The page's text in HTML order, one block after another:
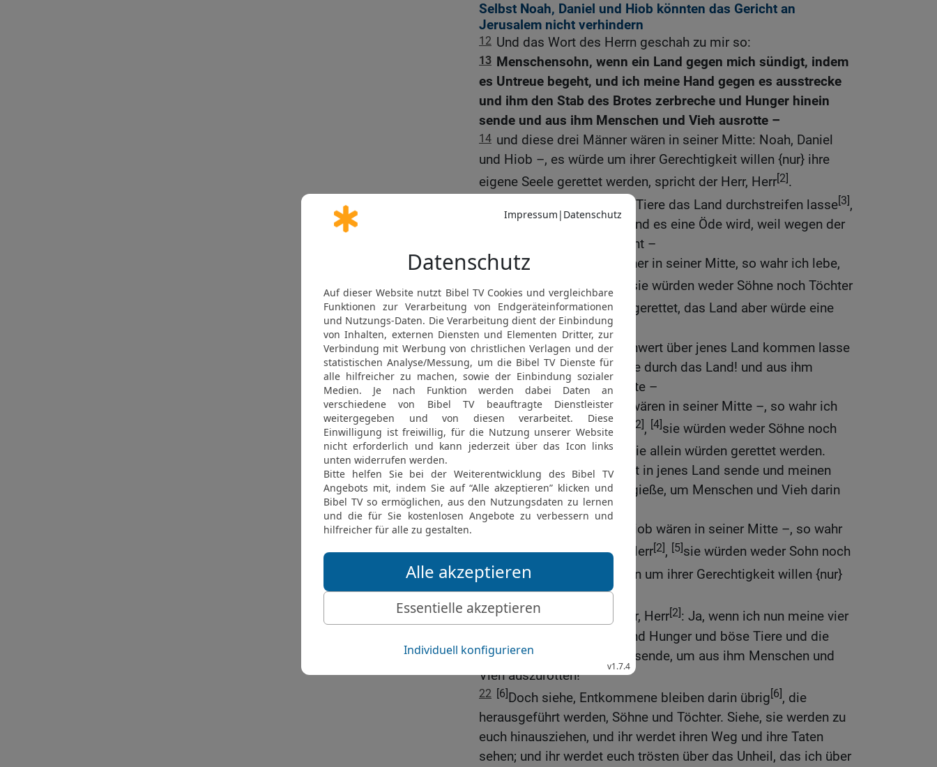
Selbst Noah, Daniel und Hiob könnten das Gericht an
Jerusalem nicht verhindern
12 Und das Wort des Herrn geschah zu mir so:
13 Menschensohn, wenn ein Land gegen mich sündigt, indem
es Untreue begeht, und ich meine Hand gegen es ausstrecke
und ihm den Stab des Brotes zerbreche und Hunger hinein
sende und aus ihm Menschen und Vieh ausrotte –
14 und diese drei Männer wären in seiner Mitte: Noah, Daniel
und Hiob –, es würde um ihrer Gerechtigkeit willen {nur} ihre
eigene Seele gerettet werden, spricht der Herr, Herr[2].
Oder {wenn} ich böse Tiere das Land durchstreifen lasse[3],
sodass sie es entvölkern und es eine Öde wird, weil wegen der
Tiere niemand hindurchzieht –
16 {wären} diese drei Männer in seiner Mitte, so wahr ich lebe,
spricht der Herr, Herr
sie würden weder Söhne noch Töchter
retten[4]; sie allein würden gerettet, das Land aber würde eine
Öde werden.
17 Oder {wenn} ich das Schwert über jenes Land kommen lasse
und spreche: Schwert, fahre durch das Land! und aus ihm
Menschen und Vieh ausrotte –
18 und diese drei Männer wären in seiner Mitte –, so wahr ich
lebe, spricht der Herr, Herr
[2], [4]sie würden weder Söhne noch
Töchter retten [4]; sondern sie allein würden gerettet werden.
19 Oder {wenn} ich die Pest in jenes Land sende und meinen
Grimm in Blut über es ausgieße, um Menschen und Vieh darin
auszurotten –
und Noah, Daniel und Hiob wären in seiner Mitte –, so wahr
ich lebe, spricht der Herr, Herr[2], [5]sie würden weder Sohn noch
Tochter retten
; sie würden um ihrer Gerechtigkeit willen {nur}
ihre {eigene} Seele retten.
21 Denn so spricht der Herr, Herr[2]: Ja, wenn ich nun meine vier
bösen Gerichte, Schwert und Hunger und böse Tiere und die
Pest, gegen Jerusalem entsende, um aus ihm Menschen und
Vieh auszurotten!
22 [6]Doch siehe, Entkommene bleiben darin übrig[6], die
herausgeführt werden, Söhne und Töchter. Siehe, sie werden zu
euch hinausziehen, und ihr werdet ihren Weg und ihre Taten
sehen; und ihr werdet euch trösten über das Unheil, das ich über